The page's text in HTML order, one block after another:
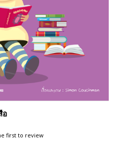
อ
first to review